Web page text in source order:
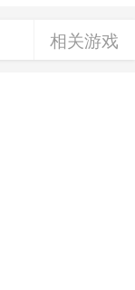
相关游戏